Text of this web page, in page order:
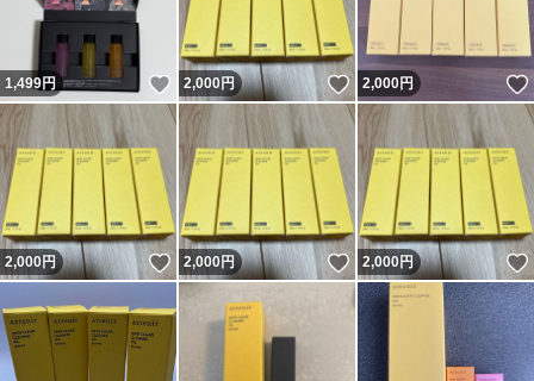
1,499円 いいね！
2,000円 いいね！
2,000円
2,000円 いいね！
2,000円 いいね！
2,000円